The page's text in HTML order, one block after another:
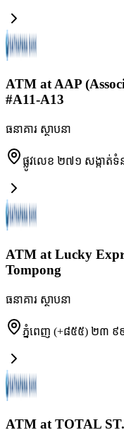
ATM at AAP
#A11-A13
ធនាគារ ស្ថាបនា
ផ្លូវលេខ ២៧១ សង្កាត់
ATM at Lucky
Tompong
ធនាគារ ស្ថាបនា
ភ្នំពេញ (+៨៥៥) ២៣ ៩
ATM at TOTAL